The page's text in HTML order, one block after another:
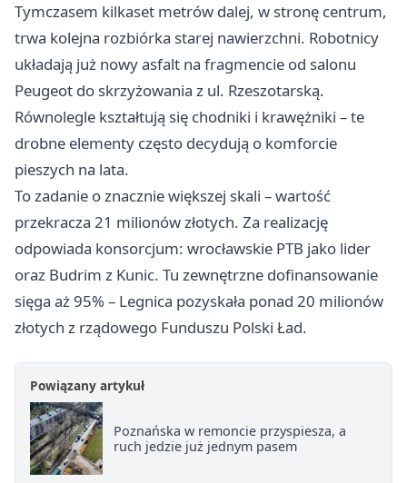
Tymczasem kilkaset metrów dalej, w stronę centrum,
trwa kolejna rozbiórka starej nawierzchni. Robotnicy
układają już nowy asfalt na fragmencie od salonu
Peugeot do skrzyżowania z ul. Rzeszotarską.
Równolegle kształtują się chodniki i krawężniki – te
drobne elementy często decydują o komforcie
pieszych na lata.
To zadanie o znacznie większej skali – wartość
przekracza 21 milionów złotych. Za realizację
odpowiada konsorcjum: wrocławskie PTB jako lider
oraz Budrim z Kunic. Tu zewnętrzne dofinansowanie
sięga aż 95% – Legnica pozyskała ponad 20 milionów
złotych z rządowego Funduszu Polski Ład.
Powiązany artykuł
Poznańska w remoncie przyspiesza, a
ruch jedzie już jednym pasem